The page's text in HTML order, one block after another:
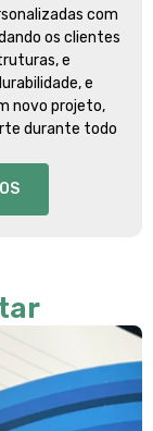
com
os clientes
e
e
novo projeto,
durante todo